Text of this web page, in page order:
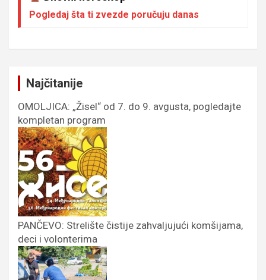
Pogledaj šta ti zvezde poručuju danas
Najčitanije
OMOLJICA: „Žisel“ od 7. do 9. avgusta, pogledajte
kompletan program
PANČEVO: Strelište čistije zahvaljujući komšijama,
deci i volonterima